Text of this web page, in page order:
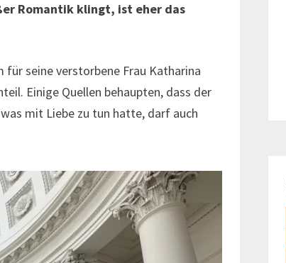
Romantik klingt, ist eher das
für seine verstorbene Frau Katharina
Einige Quellen behaupten, dass der
mit Liebe zu tun hatte, darf auch